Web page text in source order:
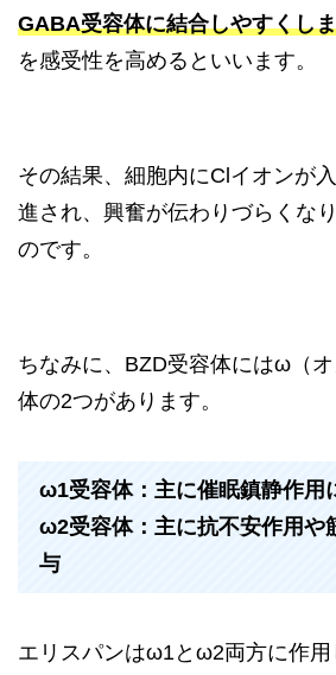
GABA受容体に結合しやすくし
を感受性を高めるといいます。
その結果、細胞内にClイオンが
進され、興奮が伝わりづらくな
のです。
ちなみに、BZD受容体にはω（
体の2つがあります。
ω1受容体：主に催眠鎮静作用
ω2受容体：主に抗不安作用や
与
エリスパンはω1とω2両方に作用